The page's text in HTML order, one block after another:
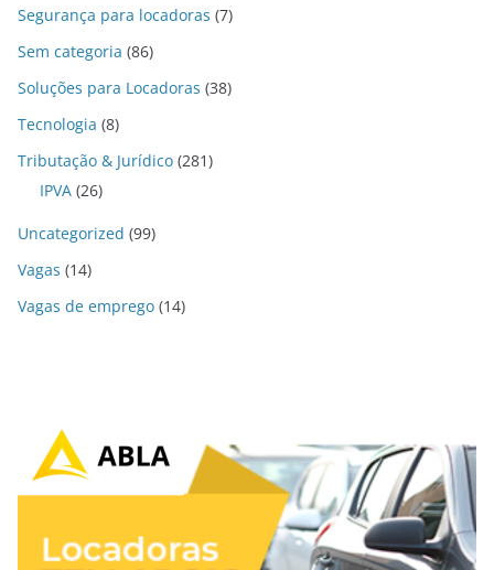
Segurança para locadoras (7)
Sem categoria (86)
Soluções para Locadoras (38)
Tecnologia (8)
Tributação & Jurídico (281)
IPVA (26)
Uncategorized (99)
Vagas (14)
Vagas de emprego (14)